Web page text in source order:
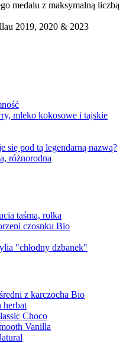
medalu z maksymalną liczbą
2019, 2020 & 2023
mleko kokosowe i tajskie
się pod tą legendarną nazwą?
różnorodna
taśma, rolka
czosnku Bio
"chłodny dzbanek"
z karczocha Bio
herbat
Choco
Vanilla